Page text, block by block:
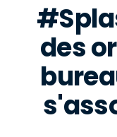
des